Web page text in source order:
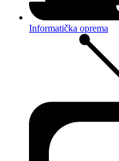
Informatička oprema